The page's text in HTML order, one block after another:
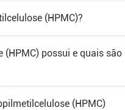
(HPMC)?
possui e quais são
(HPMC)